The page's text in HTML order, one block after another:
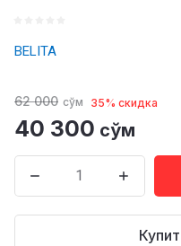
BELITA
62 000 сўм 35% скидка
40 300 сўм